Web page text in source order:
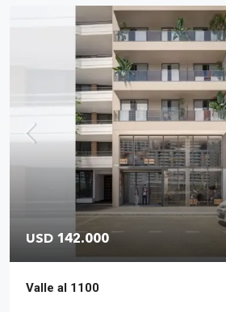
USD 142.000
Valle al 1100